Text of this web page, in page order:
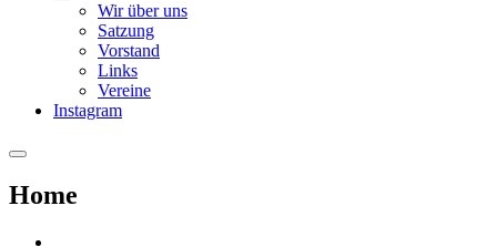
Wir über uns
Satzung
Vorstand
Links
Vereine
Instagram
Home